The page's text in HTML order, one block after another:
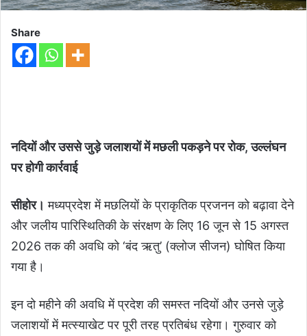
Share
नदियों और उससे जुड़े जलाशयों में मछली पकड़ने पर रोक, उल्लंघन
पर होगी कार्रवाई
सीहोर। मध्यप्रदेश में मछलियों के प्राकृतिक प्रजनन को बढ़ावा देने
और जलीय पारिस्थितिकी के संरक्षण के लिए 16 जून से 15 अगस्त
2026 तक की अवधि को ‘बंद ऋतु’ (क्लोज सीजन) घोषित किया
गया है।
इन दो महीने की अवधि में प्रदेश की समस्त नदियों और उनसे जुड़े
जलाशयों में मत्स्याखेट पर पूरी तरह प्रतिबंध रहेगा। गुरुवार को